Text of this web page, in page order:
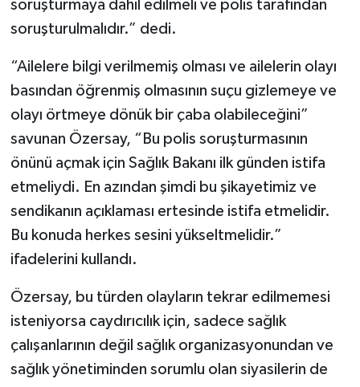
soruşturmaya dahil edilmeli ve polis tarafından
soruşturulmalıdır.” dedi.
“Ailelere bilgi verilmemiş olması ve ailelerin olayı
basından öğrenmiş olmasının suçu gizlemeye ve
olayı örtmeye dönük bir çaba olabileceğini”
savunan Özersay, “Bu polis soruşturmasının
önünü açmak için Sağlık Bakanı ilk günden istifa
etmeliydi. En azından şimdi bu şikayetimiz ve
sendikanın açıklaması ertesinde istifa etmelidir.
Bu konuda herkes sesini yükseltmelidir.”
ifadelerini kullandı.
Özersay, bu türden olayların tekrar edilmemesi
isteniyorsa caydırıcılık için, sadece sağlık
çalışanlarının değil sağlık organizasyonundan ve
sağlık yönetiminden sorumlu olan siyasilerin de